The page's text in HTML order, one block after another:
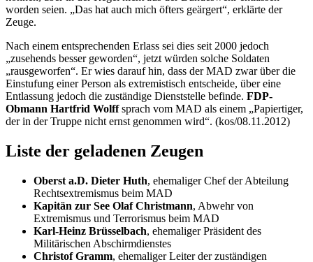
worden seien. „Das hat auch mich öfters geärgert“, erklärte der
Zeuge.
Nach einem entsprechenden Erlass sei dies seit 2000 jedoch
„zusehends besser geworden“, jetzt würden solche Soldaten
„rausgeworfen“. Er wies darauf hin, dass der MAD zwar über die
Einstufung einer Person als extremistisch entscheide, über eine
Entlassung jedoch die zuständige Dienststelle befinde. FDP-
Obmann Hartfrid Wolffsprach vom MAD als einem „Papiertiger,
der in der Truppe nicht ernst genommen wird“. (kos/08.11.2012)
Liste der geladenen Zeugen
Oberst a.D. Dieter Huth, ehemaliger Chef der Abteilung
Rechtsextremismus beim MAD
Kapitän zur See Olaf Christmann, Abwehr von
Extremismus und Terrorismus beim MAD
Karl-Heinz Brüsselbach, ehemaliger Präsident des
Militärischen Abschirmdienstes
Christof Gramm, ehemaliger Leiter der zuständigen